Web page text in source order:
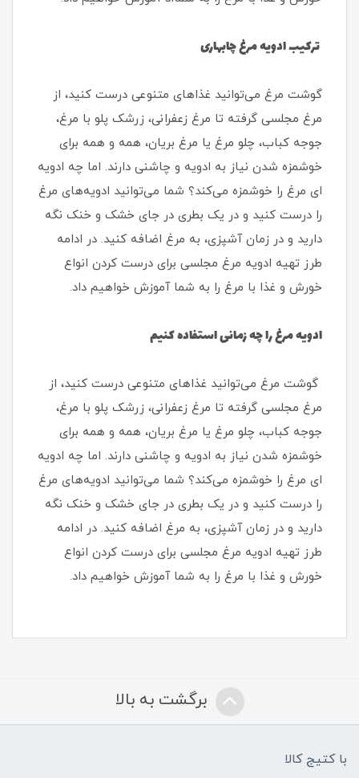
ترکیب ادویه مرغ چابهاری
گوشت مرغ می‌توانید غذاهای متنوعی درست کنید، از
مرغ مجلسی گرفته تا مرغ زعفرانی، زرشک پلو با مرغ،
جوجه کباب، چلو مرغ یا مرغ بریان، همه و همه برای
خوشمزه شدن نیاز به ادویه و چاشنی دارند. اما چه ادویه
ای مرغ را خوشمزه می‌کند؟ شما می‌توانید ادویه‌های مرغ
را درست کنید و در یک بطری در جای خشک و خنک نگه
دارید و در زمان آشپزی، به مرغ اضافه کنید. در ادامه
طرز تهیه ادویه مرغ مجلسی برای درست کردن انواع
خورش و غذا با مرغ را به شما آموزش خواهیم داد.
ادویه مرغ را چه زمانی استفاده کنیم
گوشت مرغ می‌توانید غذاهای متنوعی درست کنید، از
مرغ مجلسی گرفته تا مرغ زعفرانی، زرشک پلو با مرغ،
جوجه کباب، چلو مرغ یا مرغ بریان، همه و همه برای
خوشمزه شدن نیاز به ادویه و چاشنی دارند. اما چه ادویه
ای مرغ را خوشمزه می‌کند؟ شما می‌توانید ادویه‌های مرغ
را درست کنید و در یک بطری در جای خشک و خنک نگه
دارید و در زمان آشپزی، به مرغ اضافه کنید. در ادامه
طرز تهیه ادویه مرغ مجلسی برای درست کردن انواع
خورش و غذا با مرغ را به شما آموزش خواهیم داد.
برگشت به بالا
با کتیج کالا